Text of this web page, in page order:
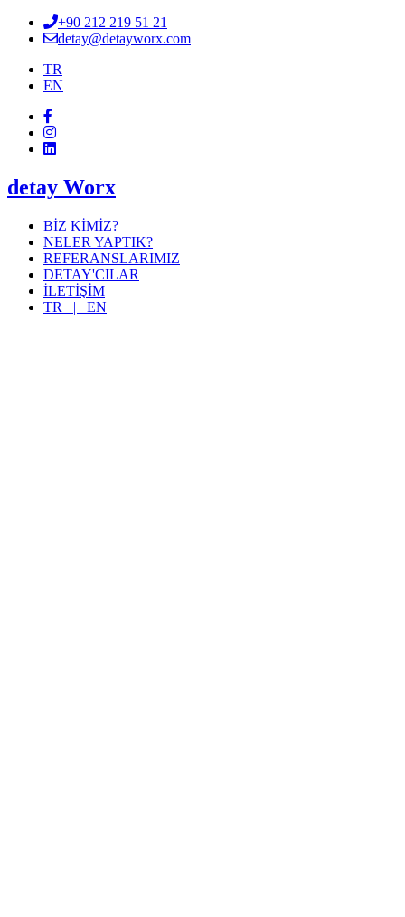
+90 212 219 51 21
detay@detayworx.com
TR
EN
detay Worx
BİZ KİMİZ?
NELER YAPTIK?
REFERANSLARIMIZ
DETAY'CILAR
İLETİŞİM
TR | EN